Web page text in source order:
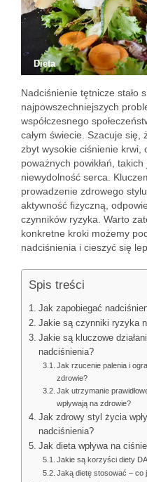
Dieta
Nadciśnienie tętnicze stało
najpowszechniejszych
współczesnego
całym świecie. Szacuje się,
zbyt wysokie ciśnienie krwi,
poważnych powikłań,
niewydolność serca.
prowadzenie zdrowego
aktywność fizyczną,
czynników ryzyka. Warto
konkretne kroki możemy
nadciśnienia i cieszyć się
Spis treści
Jak zapobiegać
Jakie są czynniki ryzyka
Jakie są kluczowe
nadciśnienia?
Jak rzucenie palenia i
zdrowie?
Jak utrzymanie
wpływają na zdrowie?
Jak zdrowy styl życia
nadciśnienia?
Jak dieta wpływa na
Jakie są korzyści diety
Jaką dietę stosować – co